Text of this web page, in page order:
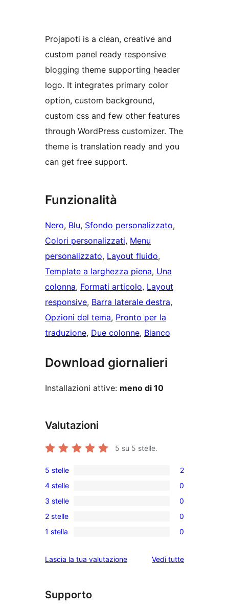
Projapoti is a clean, creative and
custom panel ready responsive
blogging theme supporting header
logo. It integrates primary color
option, custom background,
custom css and few other features
through WordPress customizer. The
theme is translation ready and you
can get free support.
Funzionalità
Nero, Blu, Sfondo personalizzato
Colori personalizzati, Menu
personalizzato, Layout fluido
Template a larghezza piena, Una
colonna, Formati articolo, Layout
responsive, Barra laterale destra
Opzioni del tema, Pronto per la
traduzione, Due colonne, Bianco
Download giornalieri
Installazioni attive: meno di 10
Valutazioni
5 su 5 stelle.
2
recensioni
a
5-
stelle
5 stelle 2
0
recensioni
a
4-
4 stelle 0
0
recensioni
a
stelle
3 stelle 0
0
recensioni
2-
2 stelle 0
0
a
stelle
1 stella 0
Lascia la tua valutazione Vedi tuttele
Supporto